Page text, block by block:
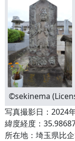
©sekinema
写真撮影日：2024
緯度経度：
所在地：埼玉県比